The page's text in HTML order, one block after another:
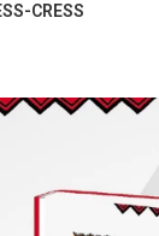
CRESS